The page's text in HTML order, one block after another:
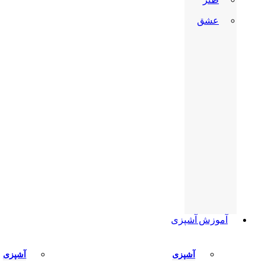
عشق
آموزش آشپزی
آشپزی آشپزی